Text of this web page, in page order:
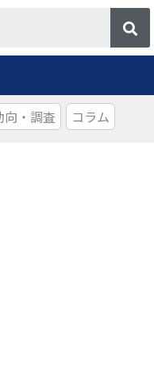
向・調査 コラム